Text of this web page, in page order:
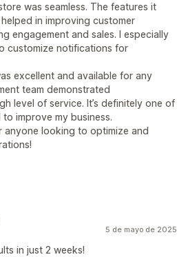
was seamless. The features it
in improving customer
engagement and sales. I especially
customize notifications for
excellent and available for any
team demonstrated
level of service. It’s definitely one of
improve my business.
anyone looking to optimize and
5 de mayo de 2025
in just 2 weeks!